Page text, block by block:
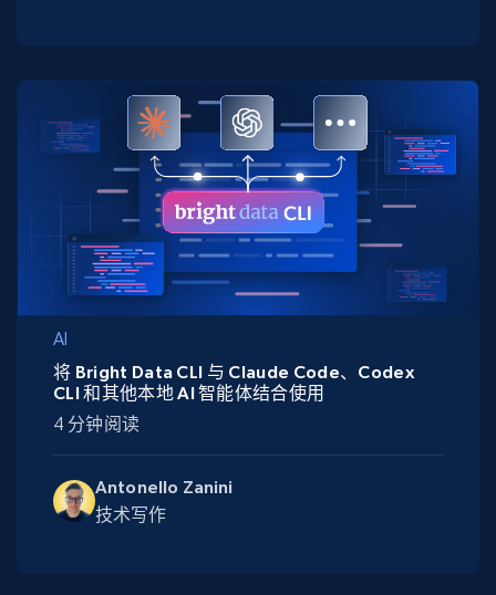
AI
Antonello Zanini
技术写作
将 Bright Data CLI 与 Claude Code、Codex
CLI 和其他本地 AI 智能体结合使用
4 分钟阅读